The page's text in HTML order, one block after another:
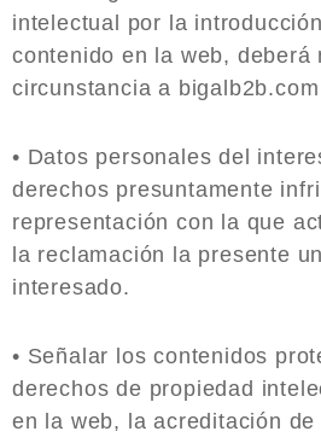
intelectual por la
contenido en la web, deberá
circunstancia a
• Datos personales del
derechos presuntamente
representación con la que
la reclamación la presente
interesado.
• Señalar los contenidos
derechos de propiedad
en la web, la acreditación